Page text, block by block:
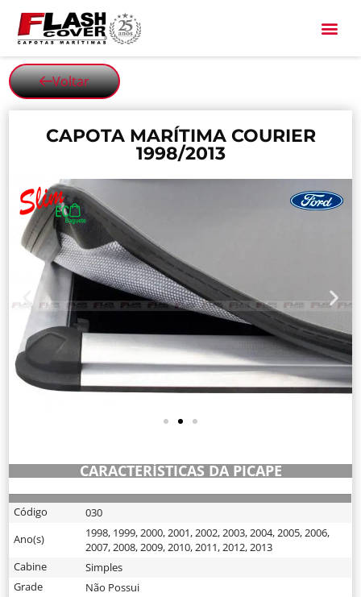
Voltar
CAPOTA MARÍTIMA COURIER
1998/2013
CARACTERÍSTICAS DA PICAPE
Código
030
Ano(s)
1998, 1999,2000,2001,2002,2003,2004,2005,2006,
2007,2008,2009,2010,2011,2012,2013
Cabine
Simples
Grade
Não Possui